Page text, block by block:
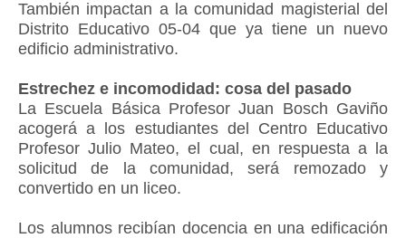
También impactan a la comunidad magisterial del
Distrito Educativo 05-04 que ya tiene un nuevo
edificio administrativo.
Estrechez e incomodidad: cosa del pasado
La Escuela Básica Profesor Juan Bosch Gaviño
acogerá a los estudiantes del Centro Educativo
Profesor Julio Mateo, el cual, en respuesta a la
solicitud de la comunidad, será remozado y
convertido en un liceo.
Los alumnos recibían docencia en una edificación